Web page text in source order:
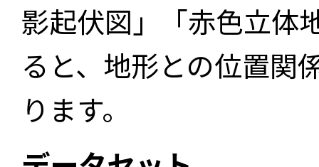
影起伏図」「赤色立体
ると、地形との位置関
ります。